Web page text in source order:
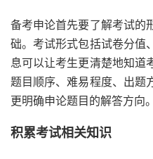
备考申论首先要了解考试的
础。考试形式包括试卷分值
息可以让考生更清楚地知道
题目顺序、难易程度、出题
更明确申论题目的解答方向。
积累考试相关知识